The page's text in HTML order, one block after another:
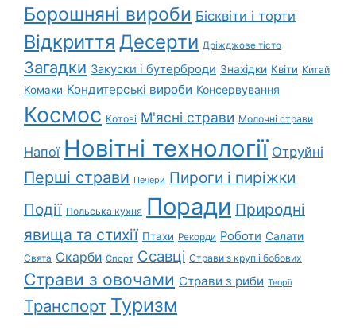
Борошняні вироби Бісквіти і торти
Відкриття Десерти Дріжджове тісто
Загадки Закуски і бутерброди Знахідки Квіти Китай
Комахи Кондитерські вироби Консервування
Космос Котові М'ясні страви Молочні страви
Напої Новітні технології Отруйні
Перші страви Печери Пироги і пиріжки
Події Польська кухня Поради Природні
явища та стихії Птахи Рекорди Роботи Салати
Свята Скарби Спорт Ссавці Страви з круп і бобових
Страви з овочами Страви з риби Теорії
Транспорт Туризм